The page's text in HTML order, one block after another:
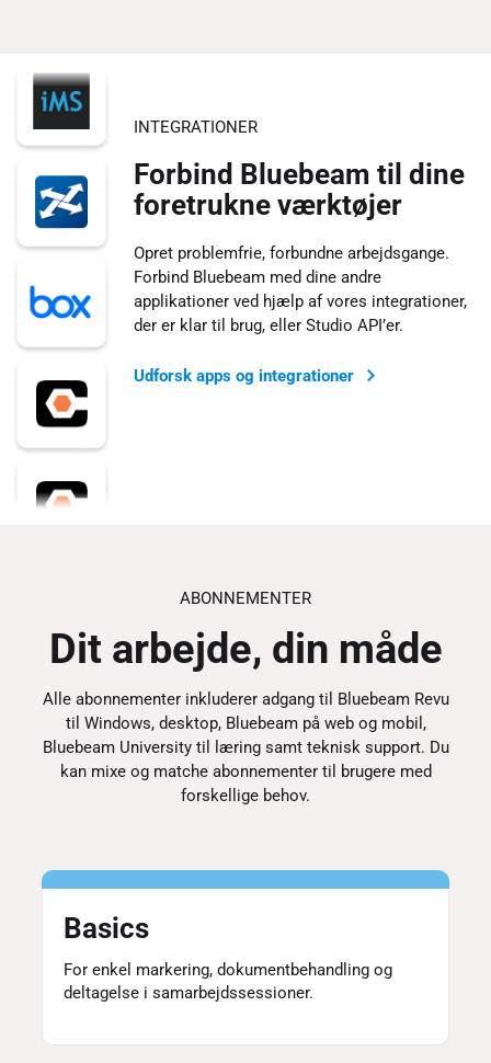
INTEGRATIONER
Forbind Bluebeam til dine
foretrukne værktøjer
Opret problemfrie, forbundne arbejdsgange.
Forbind Bluebeam med dine andre
applikationer ved hjælp af vores integrationer,
der er klar til brug, eller Studio API’er.
Udforsk apps og integrationer
ABONNEMENTER
Dit arbejde, din måde
Alle abonnementer inkluderer adgang til Bluebeam Revu
til Windows, desktop, Bluebeam på web og mobil,
Bluebeam University til læring samt teknisk support. Du
kan mixe og matche abonnementer til brugere med
forskellige behov.
Basics
For enkel markering, dokumentbehandling og
deltagelse i samarbejdssessioner.